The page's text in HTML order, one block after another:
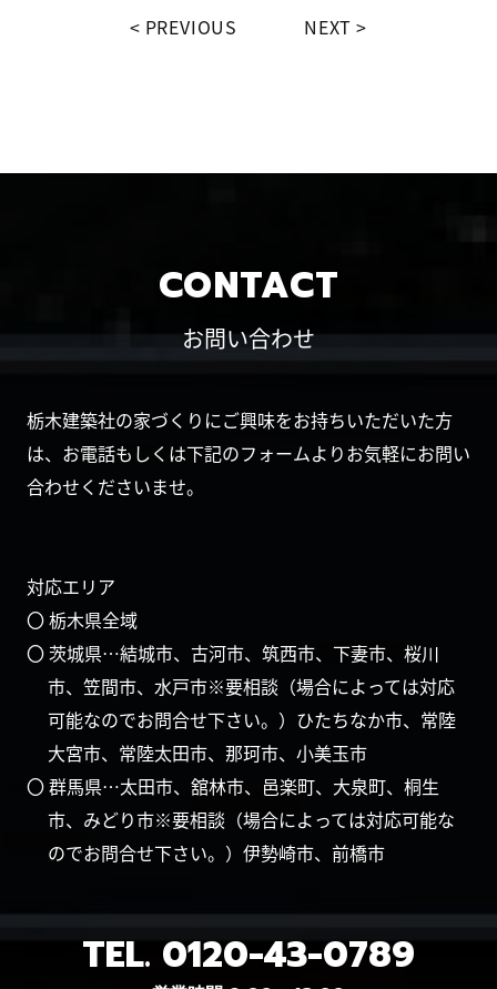
PREVIOUS NEXT
CONTACT
お問い合わせ
栃木建築社の家づくりにご興味をお持ちいただいた方
は、お電話もしくは下記のフォームよりお気軽にお問い
合わせくださいませ。
対応エリア
〇 栃木県全域
〇 茨城県…結城市、古河市、筑西市、下妻市、桜川
市、笠間市、水戸市※要相談（場合によっては対応
可能なのでお問合せ下さい。）ひたちなか市、常陸
大宮市、常陸太田市、那珂市、小美玉市
〇 群馬県…太田市、舘林市、邑楽町、大泉町、桐生
市、みどり市※要相談（場合によっては対応可能な
のでお問合せ下さい。）伊勢崎市、前橋市
TEL. 0120-43-0789